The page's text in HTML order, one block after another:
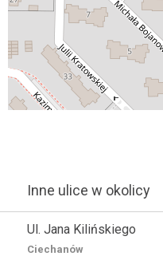
Inne ulice w okolicy
Ul. Jana Kilińskiego
Ciechanów